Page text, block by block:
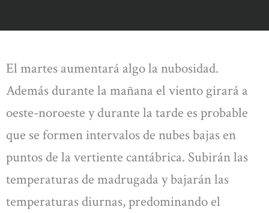
El martes aumentará algo la nubosidad.
Además durante la mañana el viento girará a
oeste-noroeste y durante la tarde es probable
que se formen intervalos de nubes bajas en
puntos de la vertiente cantábrica. Subirán las
temperaturas de madrugada y bajarán las
temperaturas diurnas, predominando el